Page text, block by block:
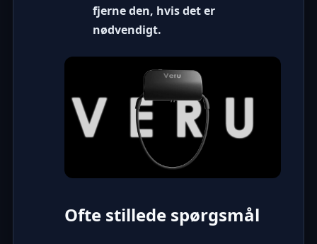
fjerne den, hvis det er
nødvendigt.
Ofte stillede spørgsmål